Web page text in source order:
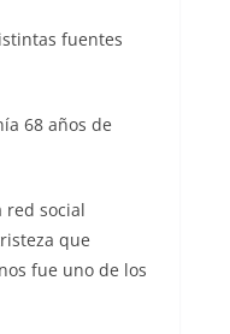
fuentes
68 años de
red social
que
fue uno de los